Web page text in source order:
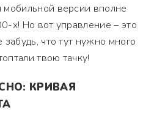
мобильной версии вполне
х! Но вот управление – это
забудь, что тут нужно много
твою тачку!
КРИВАЯ